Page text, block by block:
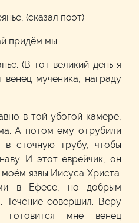
(сказал поэт)
придём мы
(В тот великий день я
мученика, награду
в той убогой камере,
А потом ему отрубили
сточную трубу, чтобы
И этот еврейчик, он
язвы Иисуса Христа.
в Ефесе, но добрым
Течение совершил. Веру
мне венец